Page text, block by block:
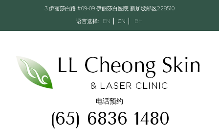
3 伊丽莎白路 #09-09 伊丽莎白医院 新加坡邮区228510
语言选择:
EN CN BH
电话预约
(65) 6836 1480